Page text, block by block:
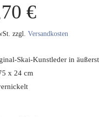
€
zzgl. Versandkosten
Skai-Kunstleder in
x 24 cm